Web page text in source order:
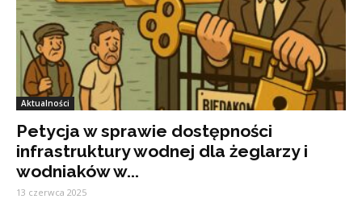
Aktualności
Petycja w sprawie dostępności
infrastruktury wodnej dla żeglarzy i
wodniaków w...
13 czerwca 2025